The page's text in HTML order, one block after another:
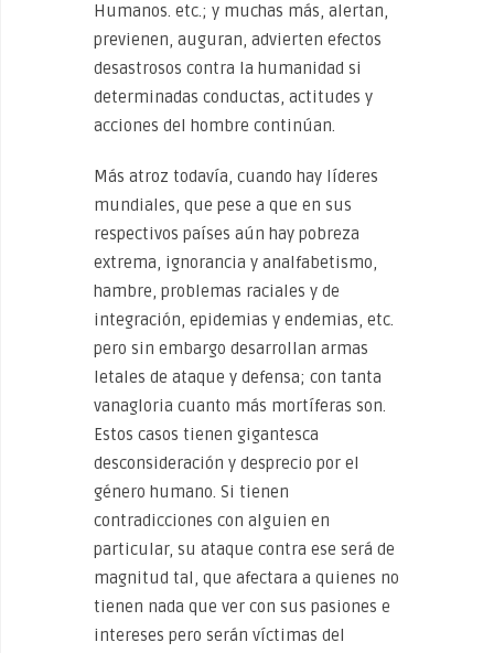
Humanos. etc.; y muchas más, alertan,
previenen, auguran, advierten efectos
desastrosos contra la humanidad si
determinadas conductas, actitudes y
acciones del hombre continúan.
Más atroz todavía, cuando hay líderes
mundiales, que pese a que en sus
respectivos países aún hay pobreza
extrema, ignorancia y analfabetismo,
hambre, problemas raciales y de
integración, epidemias y endemias, etc.
pero sin embargo desarrollan armas
letales de ataque y defensa; con tanta
vanagloria cuanto más mortíferas son.
Estos casos tienen gigantesca
desconsideración y desprecio por el
género humano. Si tienen
contradicciones con alguien en
particular, su ataque contra ese será de
magnitud tal, que afectara a quienes no
tienen nada que ver con sus pasiones e
intereses pero serán víctimas del